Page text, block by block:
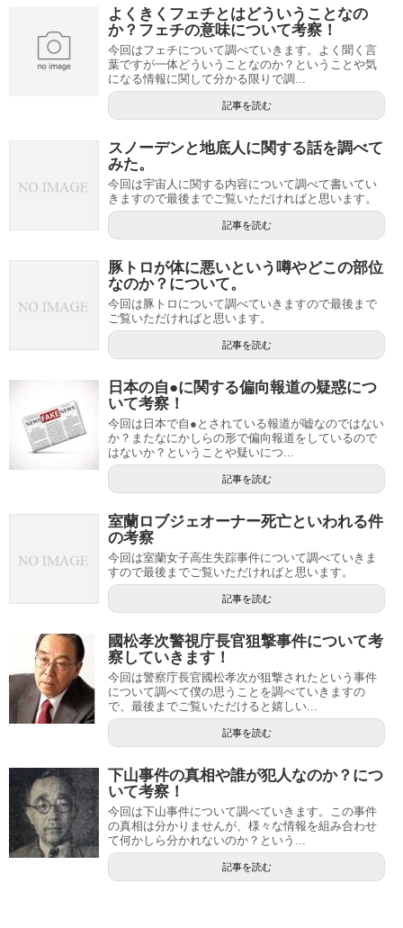
よくきくフェチとはどういうことなの
か？フェチの意味について考察！
今回はフェチについて調べていきます。よく聞く言
葉ですが一体どういうことなのか？ということや気
になる情報に関して分かる限りで調...
記事を読む
スノーデンと地底人に関する話を調べて
みた。
今回は宇宙人に関する内容について調べて書いてい
きますので最後までご覧いただければと思います。
記事を読む
豚トロが体に悪いという噂やどこの部位
なのか？について。
今回は豚トロについて調べていきますので最後まで
ご覧いただければと思います。
記事を読む
日本の自●に関する偏向報道の疑惑につ
いて考察！
今回は日本で自●とされている報道が嘘なのではない
か？またなにかしらの形で偏向報道をしているので
はないか？ということや疑いにつ...
記事を読む
室蘭ロブジェオーナー死亡といわれる件
の考察
今回は室蘭女子高生失踪事件について調べていきま
すので最後までご覧いただければと思います。
記事を読む
國松孝次警視庁長官狙撃事件について考
察していきます！
今回は警察庁長官國松孝次が狙撃されたという事件
について調べて僕の思うことを調べていきますの
で、最後までご覧いただけると嬉しい...
記事を読む
下山事件の真相や誰が犯人なのか？につ
いて考察！
今回は下山事件について調べていきます。この事件
の真相は分かりませんが、様々な情報を組み合わせ
て何かしら分かれないのか？という...
記事を読む